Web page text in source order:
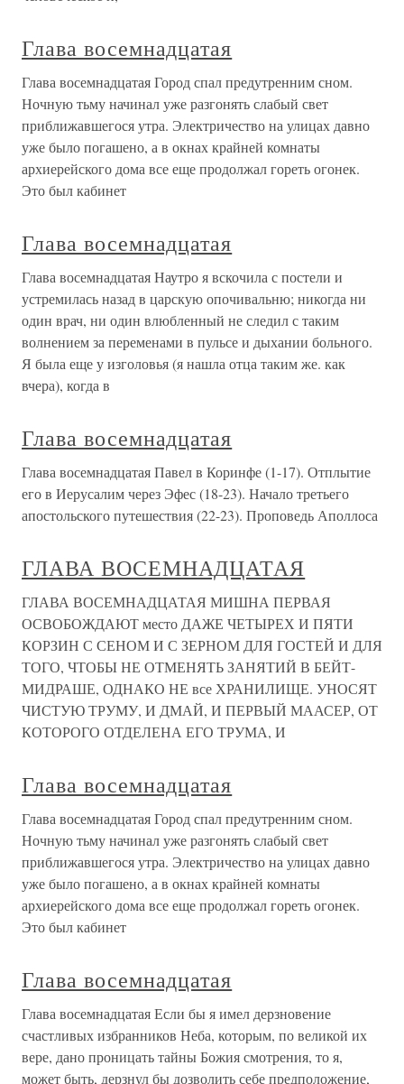
Глава восемнадцатая
Глава восемнадцатая Город спал предутренним сном.
Ночную тьму начинал уже разгонять слабый свет
приближавшегося утра. Электричество на улицах давно
уже было погашено, а в окнах крайней комнаты
архиерейского дома все еще продолжал гореть огонек.
Это был кабинет
Глава восемнадцатая
Глава восемнадцатая Наутро я вскочила с постели и
устремилась назад в царскую опочивальню; никогда ни
один врач, ни один влюбленный не следил с таким
волнением за переменами в пульсе и дыхании больного.
Я была еще у изголовья (я нашла отца таким же. как
вчера), когда в
Глава восемнадцатая
Глава восемнадцатая Павел в Коринфе (1-17). Отплытие
его в Иерусалим через Эфес (18-23). Начало третьего
апостольского путешествия (22-23). Проповедь Аполлоса
ГЛАВА ВОСЕМНАДЦАТАЯ
ГЛАВА ВОСЕМНАДЦАТАЯ МИШНА ПЕРВАЯ
ОСВОБОЖДАЮТ место ДАЖЕ ЧЕТЫРЕХ И ПЯТИ
КОРЗИН С СЕНОМ И С ЗЕРНОМ ДЛЯ ГОСТЕЙ И ДЛЯ
ТОГО, ЧТОБЫ НЕ ОТМЕНЯТЬ ЗАНЯТИЙ В БЕЙТ-
МИДРАШЕ, ОДНАКО НЕ все ХРАНИЛИЩЕ. УНОСЯТ
ЧИСТУЮ ТРУМУ, И ДМАЙ, И ПЕРВЫЙ МААСЕР, ОТ
КОТОРОГО ОТДЕЛЕНА ЕГО ТРУМА, И
Глава восемнадцатая
Глава восемнадцатая Город спал предутренним сном.
Ночную тьму начинал уже разгонять слабый свет
приближавшегося утра. Электричество на улицах давно
уже было погашено, а в окнах крайней комнаты
архиерейского дома все еще продолжал гореть огонек.
Это был кабинет
Глава восемнадцатая
Глава восемнадцатая Если бы я имел дерзновение
счастливых избранников Неба, которым, по великой их
вере, дано проницать тайны Божия смотрения, то я,
может быть, дерзнул бы дозволить себе предположение,